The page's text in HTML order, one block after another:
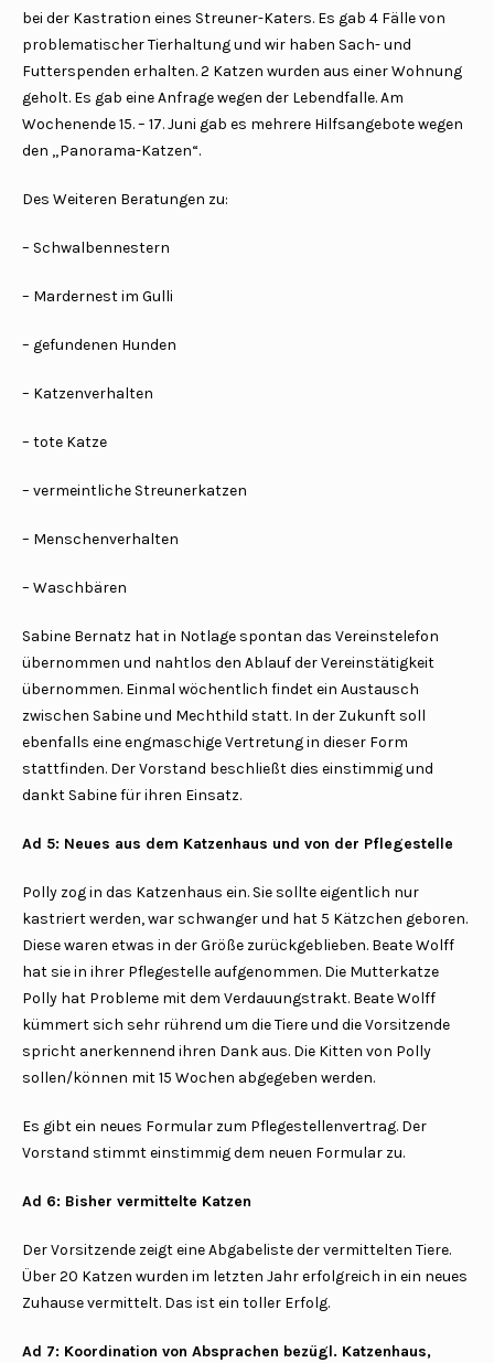
bei der Kastration eines Streuner-Katers. Es gab 4 Fälle von
problematischer Tierhaltung und wir haben Sach- und
Futterspenden erhalten. 2 Katzen wurden aus einer Wohnung
geholt. Es gab eine Anfrage wegen der Lebendfalle. Am
Wochenende 15. – 17. Juni gab es mehrere Hilfsangebote wegen
den „Panorama-Katzen“.
Des Weiteren Beratungen zu:
– Schwalbennestern
– Mardernest im Gulli
– gefundenen Hunden
– Katzenverhalten
– tote Katze
– vermeintliche Streunerkatzen
– Menschenverhalten
– Waschbären
Sabine Bernatz hat in Notlage spontan das Vereinstelefon
übernommen und nahtlos den Ablauf der Vereinstätigkeit
übernommen. Einmal wöchentlich findet ein Austausch
zwischen Sabine und Mechthild statt. In der Zukunft soll
ebenfalls eine engmaschige Vertretung in dieser Form
stattfinden. Der Vorstand beschließt dies einstimmig und
dankt Sabine für ihren Einsatz.
Ad 5: Neues aus dem Katzenhaus und von der Pflegestelle
Polly zog in das Katzenhaus ein. Sie sollte eigentlich nur
kastriert werden, war schwanger und hat 5 Kätzchen geboren.
Diese waren etwas in der Größe zurückgeblieben. Beate Wolff
hat sie in ihrer Pflegestelle aufgenommen. Die Mutterkatze
Polly hat Probleme mit dem Verdauungstrakt. Beate Wolff
kümmert sich sehr rührend um die Tiere und die Vorsitzende
spricht anerkennend ihren Dank aus. Die Kitten von Polly
sollen/können mit 15 Wochen abgegeben werden.
Es gibt ein neues Formular zum Pflegestellenvertrag. Der
Vorstand stimmt einstimmig dem neuen Formular zu.
Ad 6: Bisher vermittelte Katzen
Der Vorsitzende zeigt eine Abgabeliste der vermittelten Tiere.
Über 20 Katzen wurden im letzten Jahr erfolgreich in ein neues
Zuhause vermittelt. Das ist ein toller Erfolg.
Ad 7: Koordination von Absprachen bezügl. Katzenhaus,